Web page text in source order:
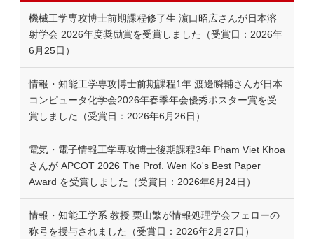
機械工学専攻博士前期課程修了生 濵口昭広さんが日本溶
射学会 2026年度奨励賞を受賞しました（受賞日：2026年
6月25日）
情報・知能工学専攻博士前期課程1年 渡邊瞬輔さんが日本
コンピュータ化学会2026年春季年会優秀ポスター賞を受
賞しました（受賞日：2026年6月26日）
電気・電子情報工学専攻博士後期課程3年 Pham Viet Khoa
さんが APCOT 2026 The Prof. Wen Ko's Best Paper
Award を受賞しました（受賞日：2026年6月24日）
情報・知能工学系 教授 栗山繁が情報処理学会フェローの
称号を授与されました（受賞日：2026年2月27日）